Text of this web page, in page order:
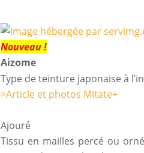
Nouveau!
Aizome
Type de teinture japonaise à
>Article et photos Mitate+
Ajouré
Tissu en mailles percé ou